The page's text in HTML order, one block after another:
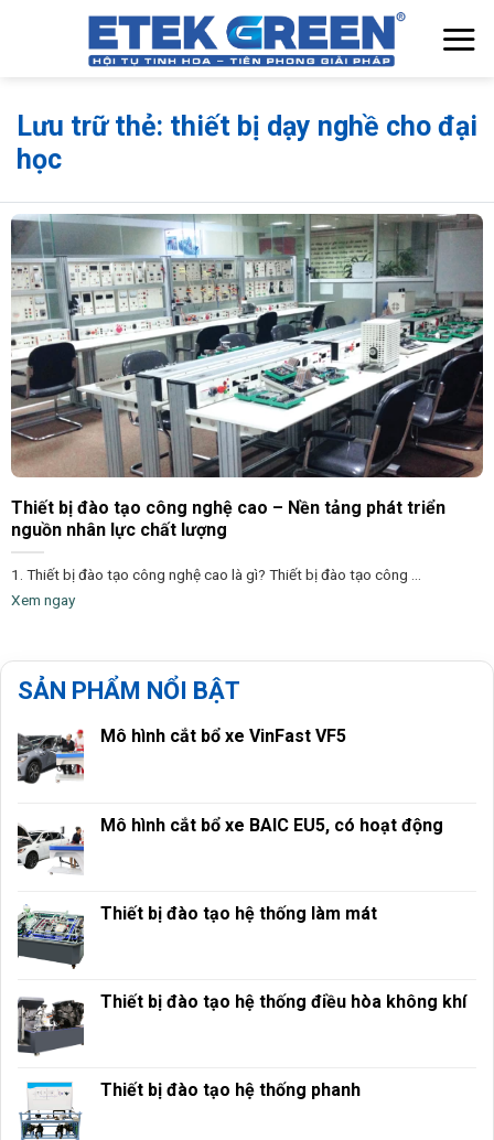
Lưu trữ thẻ: thiết bị dạy nghề cho đại
học
Thiết bị đào tạo công nghệ cao – Nền tảng phát triển
nguồn nhân lực chất lượng
1. Thiết bị đào tạo công nghệ cao là gì? Thiết bị đào tạo công ...
Xem ngay
SẢN PHẨM NỔI BẬT
Mô hình cắt bổ xe VinFast VF5
Mô hình cắt bổ xe BAIC EU5, có hoạt động
Thiết bị đào tạo hệ thống làm mát
Thiết bị đào tạo hệ thống điều hòa không khí
Thiết bị đào tạo hệ thống phanh